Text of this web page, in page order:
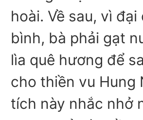
hoài. Về sau, vì đại
bình, bà phải gạt
lìa quê hương để
cho thiền vu Hung
tích này nhắc nhở